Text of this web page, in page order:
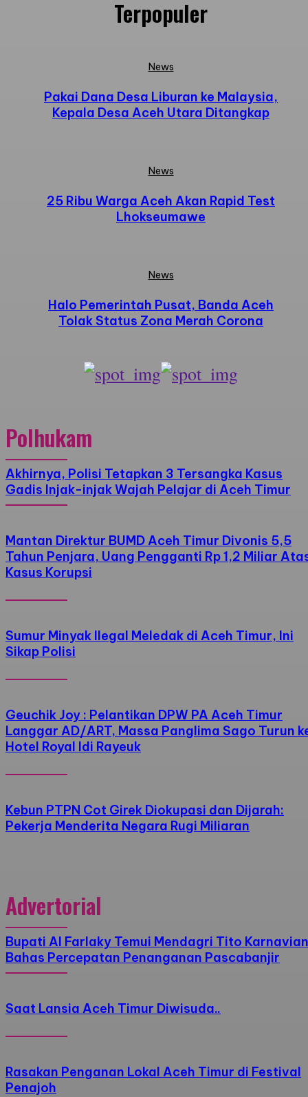
Terpopuler
News
Pakai Dana Desa Liburan ke Malaysia,
Kepala Desa Aceh Utara Ditangkap
News
25 Ribu Warga Aceh Akan Rapid Test
Lhokseumawe
News
Halo Pemerintah Pusat, Banda Aceh
Tolak Status Zona Merah Corona
Polhukam
Akhirnya, Polisi Tetapkan 3 Tersangka Kasus
Gadis Injak-injak Wajah Pelajar di Aceh Timur
Mantan Direktur BUMD Aceh Timur Divonis 5,5
Tahun Penjara, Uang Pengganti Rp 1,2 Miliar
Kasus Korupsi
Sumur Minyak Ilegal Meledak di Aceh Timur, Ini
Sikap Polisi
Geuchik Joy : Pelantikan DPW PA Aceh Timur
Langgar AD/ART, Massa Panglima Sago Turun
Hotel Royal Idi Rayeuk
Kebun PTPN Cot Girek Diokupasi dan Dijarah:
Pekerja Menderita Negara Rugi Miliaran
Advertorial
Bupati Al Farlaky Temui Mendagri Tito Karnavian
Bahas Percepatan Penanganan Pascabanjir
Saat Lansia Aceh Timur Diwisuda..
Rasakan Penganan Lokal Aceh Timur di Festival
Penajoh